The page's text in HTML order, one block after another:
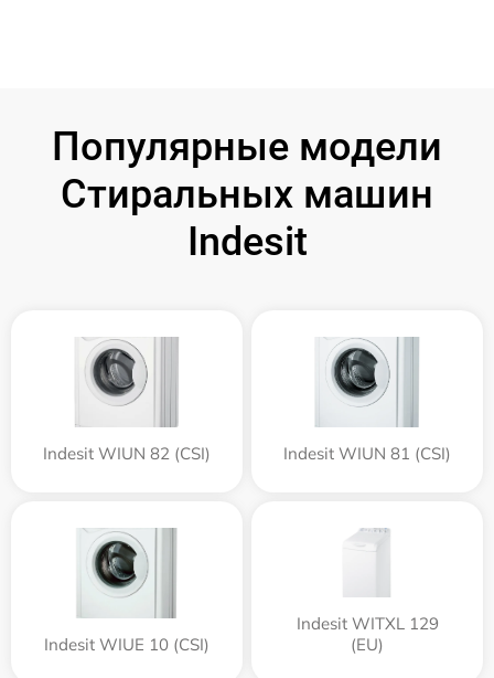
Популярные модели
Стиральных машин
Indesit
Indesit WIUN 82 (CSI) Indesit WIUN 81 (CSI)
Indesit WIUE 10 (CSI)
Indesit WITXL 129
(EU)